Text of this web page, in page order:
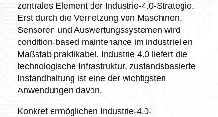
zentrales Element der Industrie-4.0-Strategie.
Erst durch die Vernetzung von Maschinen,
Sensoren und Auswertungssystemen wird
condition-based maintenance im industriellen
Maßstab praktikabel. Industrie 4.0 liefert die
technologische Infrastruktur, zustandsbasierte
Instandhaltung ist eine der wichtigsten
Anwendungen davon.
Konkret ermöglichen Industrie-4.0-